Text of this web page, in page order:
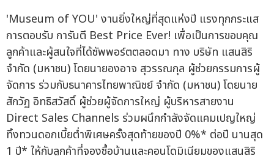
'Museum of YOU' งานยิ่งใหญ่ที่สุดแห่งปี แรงทุกกระแส
การตอบรับ การันตี Best Price Ever! เพื่อเป็นการขอบคุณ
ลูกค้าและผู้สนใจที่ได้ซัพพอร์ตตลอดมา ทาง บริษัท แสนสิริ
จำกัด (มหาชน) โดยนายองอาจ สุวรรณกุล ผู้ช่วยกรรมการผู้
จัดการ ร่วมกับธนาคารไทยพาณิชย์ จำกัด (มหาชน) โดยนาย
สักวัฏ อิทธิสวัสดิ์ ผู้ช่วยผู้จัดการใหญ่ ผู้บริหารสายงาน
Direct Sales Channels ร่วมผนึกกำลังจัดแคมเปญใหญ่
ทิ้งทวนดอกเบี้ยต่ำพิเศษครั้งสุดท้ายของปี 0%* ต่อปี นานสุด
1 ปี* ให้กับลูกค้าที่จองซื้อบ้านและคอนโดมิเนียมของแสนสิริ